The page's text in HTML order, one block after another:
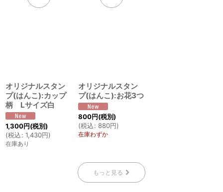
オリジナルスタン
プ(はんこ):カップ
柄 Lサイズ白
1,300円(税別)
(税込: 1,430円)
在庫あり
オリジナルスタン
プ(はんこ):お花3つ
800円(税別)
(税込: 880円)
在庫わずか
もっと見る